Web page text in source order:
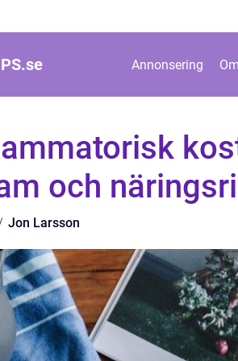
se Annonsering
och
Jon Larsson